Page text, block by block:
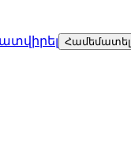
Համեմատել